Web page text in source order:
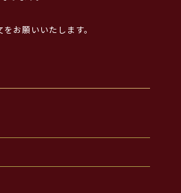
お願いいたします。